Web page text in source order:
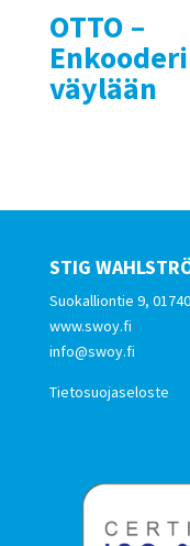
OTTO –
väylään
STIG
Suokalliontie 9, 01740
www.swoy.fi
info@swoy.fi
Tietosuojaseloste